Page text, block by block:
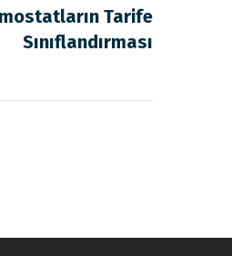
Tarife
Sınıflandırması